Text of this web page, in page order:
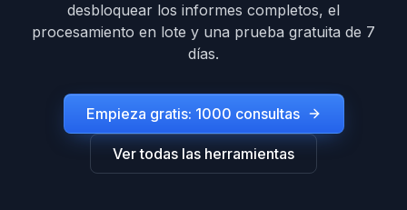
desbloquear los informes completos, el
procesamiento en lote y una prueba gratuita de 7
días.
Empieza gratis: 1000 consultas
Ver todas las herramientas